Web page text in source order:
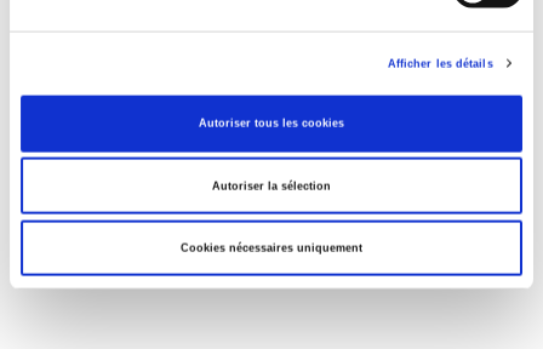
Afficher les détails
Autoriser tous les cookies
Autoriser la sélection
Cookies nécessaires uniquement
Théories des relations internationales